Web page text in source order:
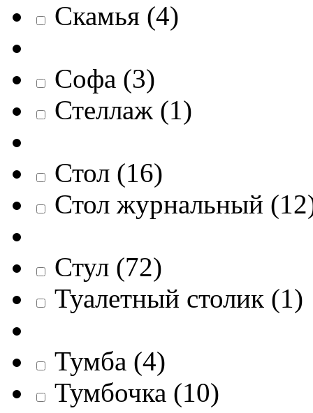
Скамья (4)
Софа (3)
Стеллаж (1)
Стол (16)
Стол журнальный (12
Стул (72)
Туалетный столик (1)
Тумба (4)
Тумбочка (10)